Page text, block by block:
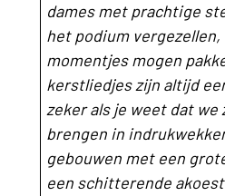
dames met prachtige
het podium vergezellen,
momentjes mogen
kerstliedjes zijn altijd
zeker als je weet dat we
brengen in
gebouwen met een
een schitterende